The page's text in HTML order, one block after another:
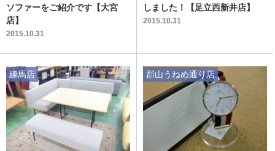
ソファーをご紹介です【大宮
店】
2015.10.31
しました！【足立西新井店】
2015.10.31
練馬店 郡山うねめ通り店